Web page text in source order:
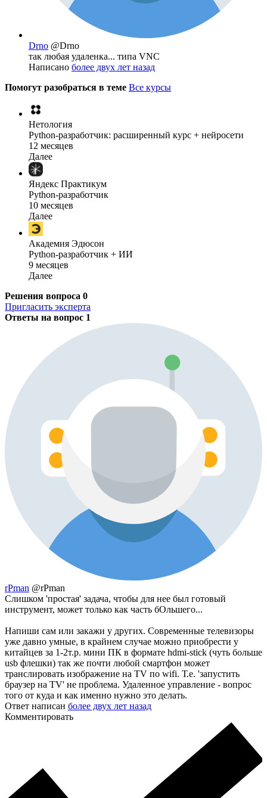
Drno @Drno
так любая удаленка... типа VNC
Написано более двух лет назад
Помогут разобраться в теме Все курсы
Нетология
Python-разработчик: расширенный курс + нейросети
12 месяцев
Далее
Яндекс Практикум
Python-разработчик
10 месяцев
Далее
Академия Эдюсон
Python-разработчик + ИИ
9 месяцев
Далее
Решения вопроса 0
Пригласить эксперта
Ответы на вопрос 1
rPman @rPman
Слишком 'простая' задача, чтобы для нее был готовый
инструмент, может только как часть бОльшего...
Напиши сам или закажи у других. Современные телевизоры
уже давно умные, в крайнем случае можно приобрести у
китайцев за 1-2т.р. мини ПК в формате hdmi-stick (чуть больше
usb флешки) так же почти любой смартфон может
транслировать изображение на TV по wifi. Т.е. 'запустить
браузер на TV' не проблема. Удаленное управление - вопрос
того от куда и как именно нужно это делать.
Ответ написан более двух лет назад
Комментировать